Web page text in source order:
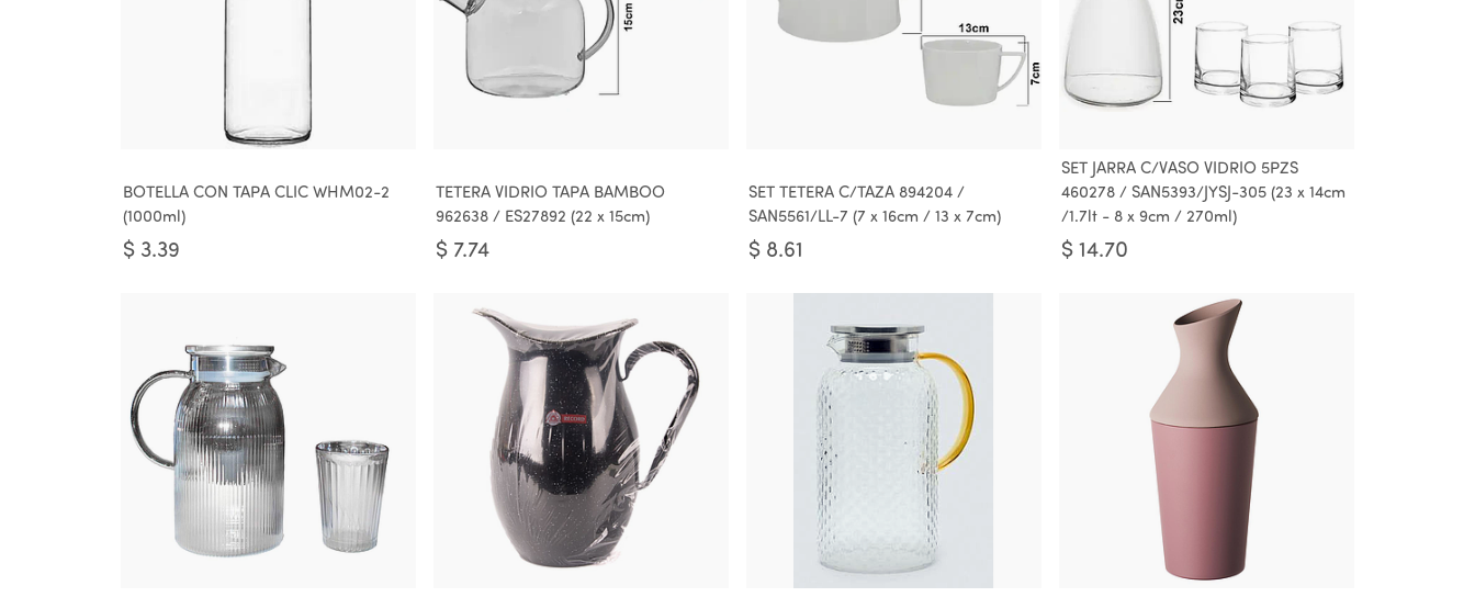
BOTELLA CON TAPA CLIC WHM02-2
(1000ml)
$ 3.39
TETERA VIDRIO TAPA BAMBOO
962638 / ES27892 (22 x 15cm)
$ 7.74
SET TETERA C/TAZA 894204 /
SAN5561/LL-7 (7 x 16cm / 13 x 7cm)
$ 8.61
SET JARRA C/VASO VIDRIO 5PZS
460278 / SAN5393/JYSJ-305 (23 x 14cm
/1.7lt - 8 x 9cm / 270ml)
$ 14.70